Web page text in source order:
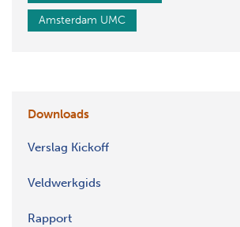
Amsterdam UMC
Downloads
Verslag Kickoff
Veldwerkgids
Rapport